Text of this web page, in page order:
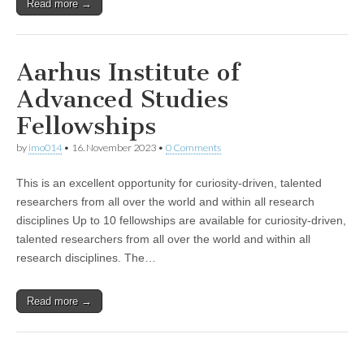
Read more →
Aarhus Institute of
Advanced Studies
Fellowships
by imo014• 16. November 2023 • 0 Comments
This is an excellent opportunity for curiosity-driven, talented
researchers from all over the world and within all research
disciplines Up to 10 fellowships are available for curiosity-driven,
talented researchers from all over the world and within all
research disciplines. The…
Read more →